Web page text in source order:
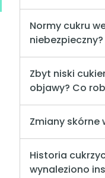
Normy cukru
niebezpieczny?
Zbyt niski
objawy? Co
Zmiany skórne
Historia
wynaleziono